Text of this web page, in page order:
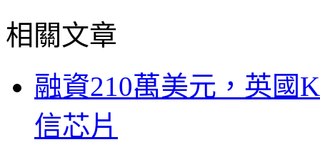
相關文章
融資210萬美元，英國
信芯片